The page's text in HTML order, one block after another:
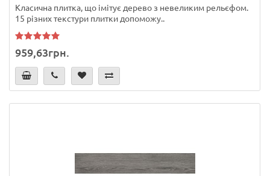
Класична плитка, що імітує дерево з невеликим рельєфом.
15 різних текстури плитки допоможу..
959,63грн.